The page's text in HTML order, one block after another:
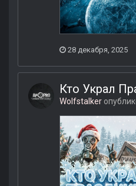
28 декабря, 2025
Кто Украл
Wolfstalker